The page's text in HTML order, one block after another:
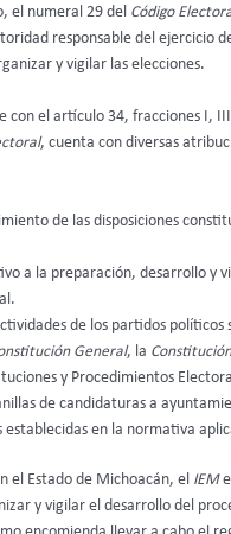
el numeral 29 del Código
responsable del ejercicio
y vigilar las elecciones.
con el artículo 34, fracciones I,
, cuenta con diversas
de las disposiciones
a la preparación, desarrollo y
de los partidos políticos
General, la
y Procedimientos
de candidaturas a
establecidas en la normativa
el Estado de Michoacán, el IEM
y vigilar el desarrollo del